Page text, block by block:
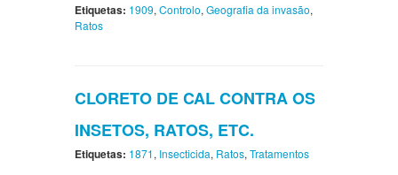
Etiquetas: 1909, Controlo, Geografia da invasão,
Ratos
CLORETO DE CAL CONTRA OS
INSETOS, RATOS, ETC.
Etiquetas: 1871, Insecticida, Ratos, Tratamentos